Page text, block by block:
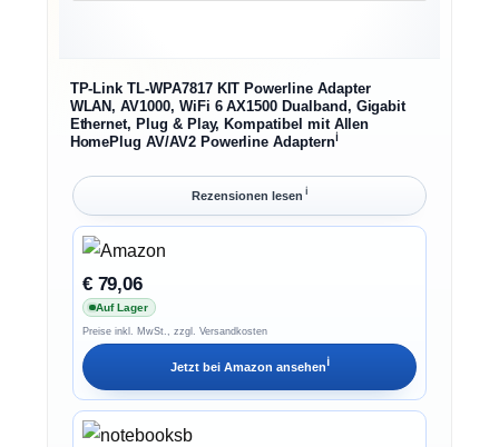
TP-Link TL-WPA7817 KIT Powerline Adapter
WLAN, AV1000, WiFi 6 AX1500 Dualband, Gigabit
Ethernet, Plug & Play, Kompatibel mit Allen
HomePlug AV/AV2 Powerline Adapternℹ︎
Rezensionen lesen ℹ︎
€ 79,06
Auf Lager
Preise inkl. MwSt., zzgl. Versandkosten
Jetzt bei Amazon ansehenℹ︎